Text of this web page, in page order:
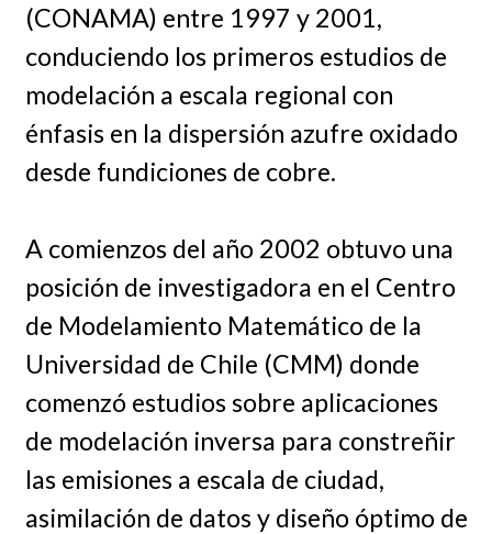
(CONAMA) entre 1997 y 2001,
conduciendo los primeros estudios de
modelación a escala regional con
énfasis en la dispersión azufre oxidado
desde fundiciones de cobre.
A comienzos del año 2002 obtuvo una
posición de investigadora en el Centro
de Modelamiento Matemático de la
Universidad de Chile (CMM) donde
comenzó estudios sobre aplicaciones
de modelación inversa para constreñir
las emisiones a escala de ciudad,
asimilación de datos y diseño óptimo de